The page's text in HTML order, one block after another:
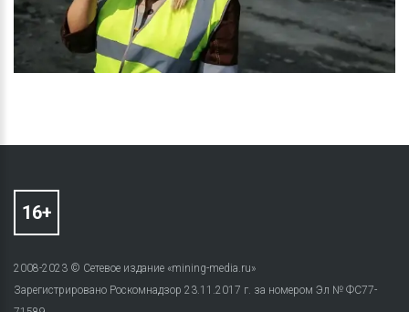
2008-2023 © Сетевое издание «mining-media.ru»
Зарегистрировано Роскомнадзор 23.11.2017 г. за номером Эл № ФС77-